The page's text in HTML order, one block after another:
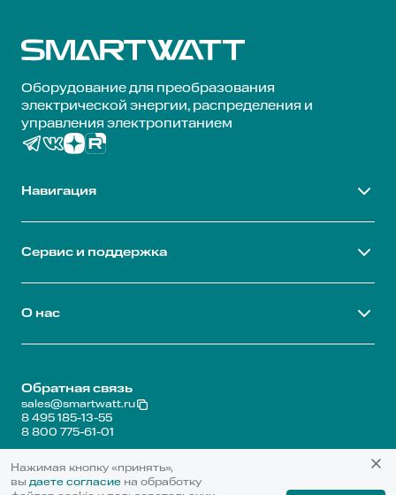
Оборудование для преобразования
электрической энергии, распределения и
управления электропитанием
Навигация
Сервис и поддержка
О нас
Обратная связь
sales@smartwatt.ru
8 495 185-13-55
8 800 775-61-01
© 2020-2026 SMARTWATT
Политика обработки персональных данных
Нажимая кнопку «принять»,
вы даете согласие на обработку